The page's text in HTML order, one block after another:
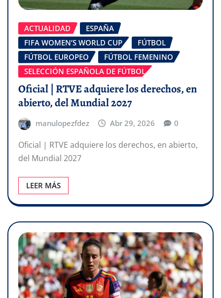
ACTUALIDAD
ESPAÑA
FIFA WOMEN’S WORLD CUP
FÚTBOL
FÚTBOL EUROPEO
FÚTBOL FEMENINO
SELECCIÓN ESPAÑOLA DE FÚTBOL
Oficial | RTVE adquiere los derechos, en
abierto, del Mundial 2027
manulopezfdez Abr 29, 2026 0
Oficial | RTVE adquiere los derechos, en abierto,
del Mundial 2027
LEER MÁS